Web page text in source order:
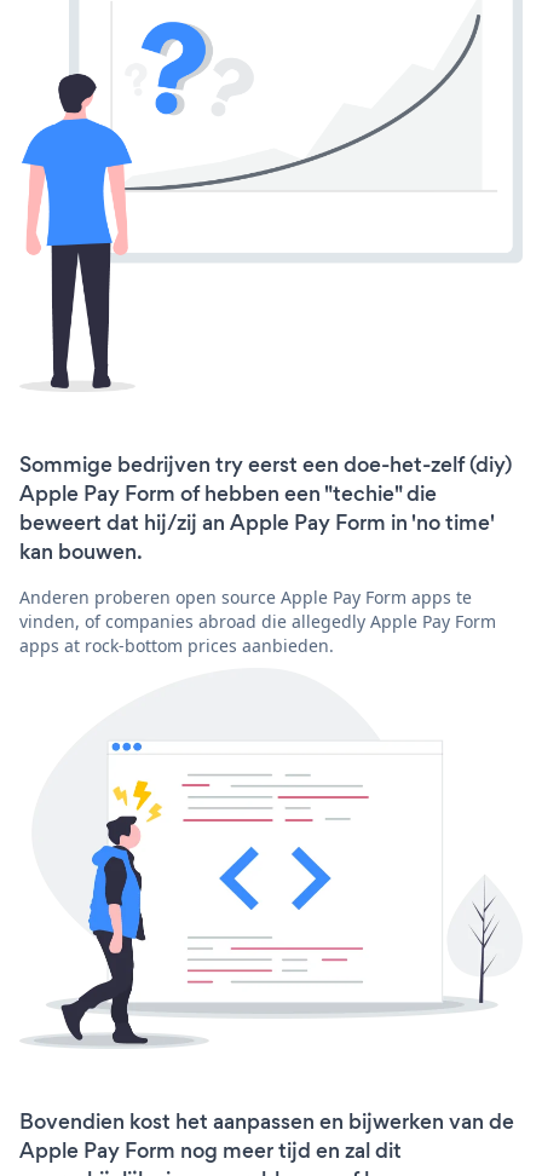
Sommige bedrijven try eerst een doe-het-zelf (diy)
Apple Pay Form of hebben een "techie" die
beweert dat hij/zij an Apple Pay Form in 'no time'
kan bouwen.
Anderen proberen open source Apple Pay Form apps te
vinden, of companies abroad die allegedly Apple Pay Form
apps at rock-bottom prices aanbieden.
Bovendien kost het aanpassen en bijwerken van de
Apple Pay Form nog meer tijd en zal dit